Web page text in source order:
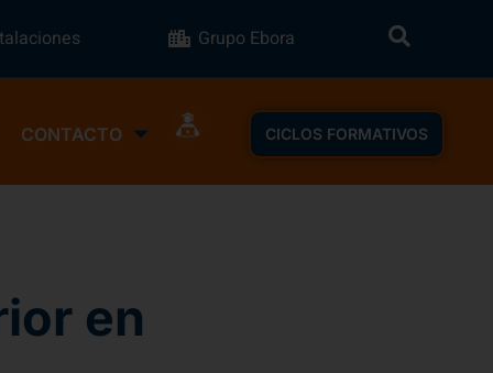
Grupo Ebora
CONTACTO CICLOS FORMATIVOS
en